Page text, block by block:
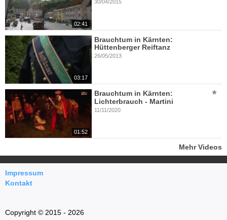
02:41
30/04/2015
03:17
Brauchtum in Kärnten:
Hüttenberger Reiftanz
26/05/2013
01:52
Brauchtum in Kärnten:
Lichterbrauch - Martini
11/11/2020
Mehr Videos
Impressum
Kontakt
Copyright © 2015 - 2026